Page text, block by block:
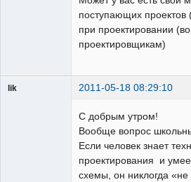
поступающих проектов
при проектировании
проектировщикам)
lik 2011-05-18 08:29:10
С добрым утром!
Вообще вопрос
Если человек знает
проектирования и
схемы, он никлогда «не